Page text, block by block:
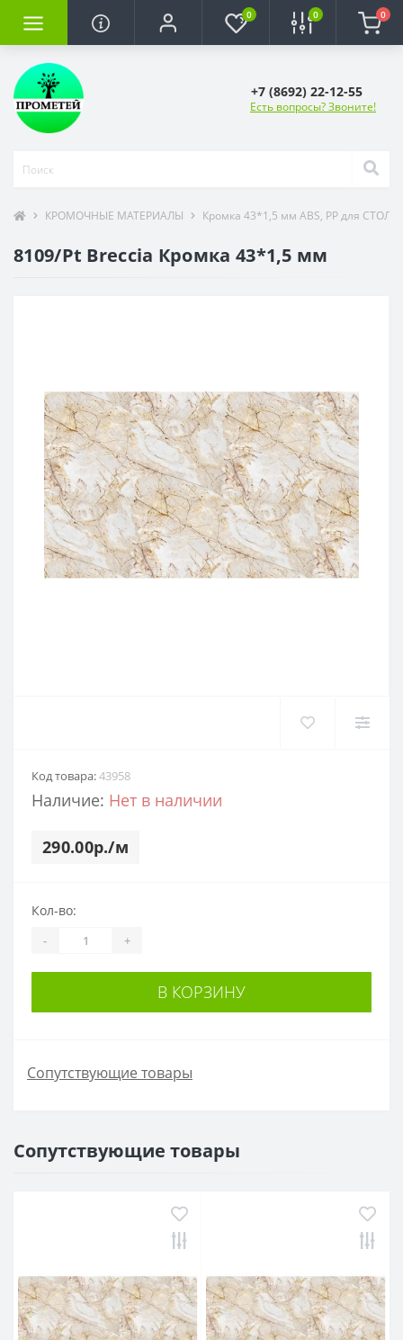
0 0 0
+7 (8692) 22-12-55
Есть вопросы? Звоните!
КРОМОЧНЫЕ МАТЕРИАЛЫ Кромка 43*1,5 мм ABS, PP для
8109/Pt Breccia Кромка 43*1,5 мм
Код товара:43958
Наличие: Нет в наличии
290.00р./м
Кол-во:
- +
В КОРЗИНУ
Сопутствующие товары
Сопутствующие товары